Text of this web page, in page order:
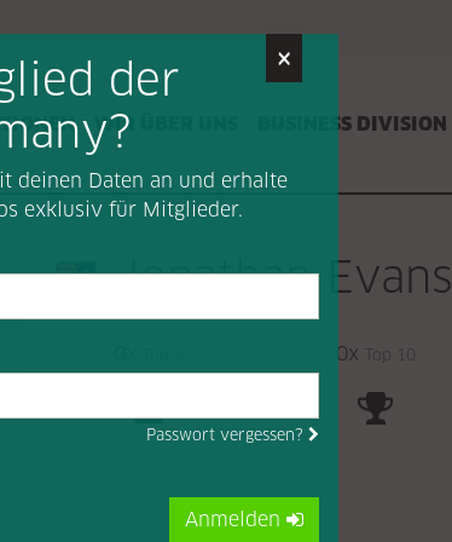
WIR ÜBER UNS BUSINESS DIVISION
Jonathan Evans
0x Top 10
×
der
deinen Daten an und erhalte
exklusiv für Mitglieder.
Passwort vergessen?
Anmelden